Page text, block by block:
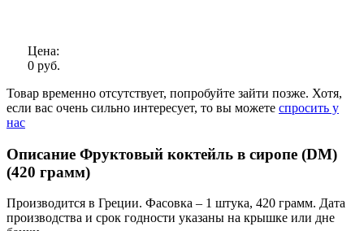
Цена:
0 руб.
Товар временно отсутствует, попробуйте зайти позже. Хотя,
если вас очень сильно интересует, то вы можете спросить у
нас
Описание Фруктовый коктейль в сиропе (DM)
(420 грамм)
Производится в Греции. Фасовка – 1 штука, 420 грамм. Дата
производства и срок годности указаны на крышке или дне